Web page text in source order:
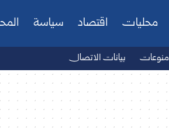
محليات اقتصاد سياسة
منوعات بيانات الاتصال